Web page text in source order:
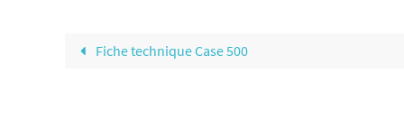
Fiche technique Case 500